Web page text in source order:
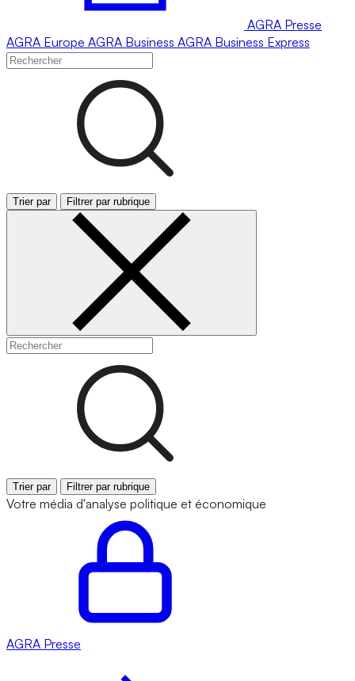
AGRA Presse
AGRA Europe AGRA Business AGRA Business Express
Trier par Filtrer par rubrique
Trier par Filtrer par rubrique
Votre média d'analyse politique et économique
AGRA Presse